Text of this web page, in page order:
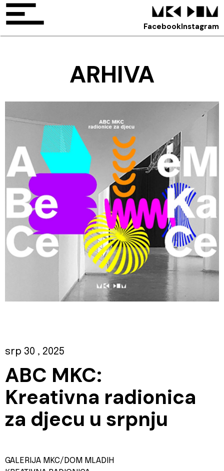
FacebookInstagram
ARHIVA
srp 30 , 2025
ABC MKC:
Kreativna radionica
za djecu u srpnju
GALERIJA MKC/DOM MLADIH